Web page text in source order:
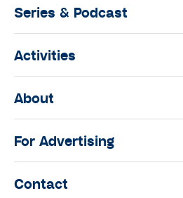
Series & Podcast
Activities
About
For Advertising
Contact